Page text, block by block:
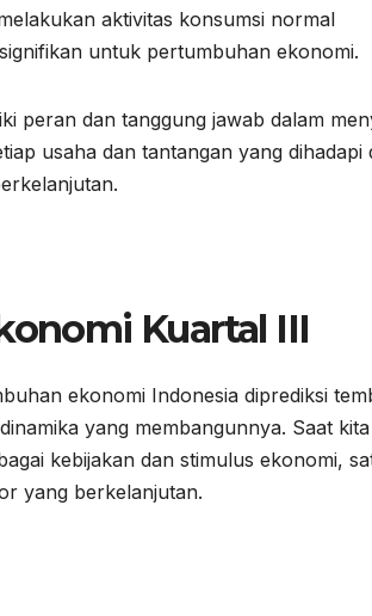
aktivitas konsumsi normal
untuk pertumbuhan ekonomi.
peran dan tanggung jawab dalam
usaha dan tantangan yang dihadapi
Kuartal III
ekonomi Indonesia diprediksi
yang membangunnya. Saat kita
kebijakan dan stimulus ekonomi,
yang berkelanjutan.